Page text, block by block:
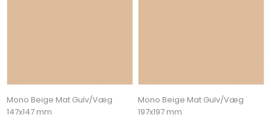
Mono Beige Mat Gulv/Væg
147x147 mm
Mono Beige Mat Gulv/Væg
197x197 mm